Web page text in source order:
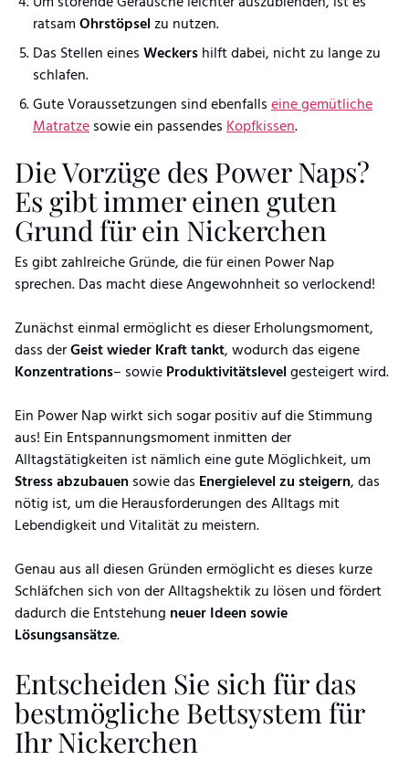
ratsamOhrstöpselzu nutzen.
Das Stellen einesWeckershilft dabei, nicht zu lange zu
schlafen.
Gute Voraussetzungen sind ebenfallseine gemütliche
Matratzesowie ein passendesKopfkissen.
Die Vorzüge des Power Naps?
Es gibt immer einen guten
Grund für ein Nickerchen
Es gibt zahlreiche Gründe, die für einen Power Nap
sprechen. Das macht diese Angewohnheit so verlockend!
Zunächst einmal ermöglicht es dieser Erholungsmoment,
dass derGeistwiederKrafttankt, wodurch das eigene
Konzentrations– sowieProduktivitätslevelgesteigert wird.
Ein Power Nap wirkt sich sogar positiv auf die Stimmung
aus! Ein Entspannungsmoment inmitten der
Alltagstätigkeiten ist nämlich eine gute Möglichkeit, um
Stressabzubauen sowie das Energielevelzusteigern, das
nötig ist, um die Herausforderungen des Alltags mit
Lebendigkeit und Vitalität zu meistern.
Genau aus all diesen Gründen ermöglicht es dieses kurze
Schläfchen sich von der Alltagshektik zu lösen und fördert
dadurch die Entstehung neuerIdeensowie
Lösungsansätze.
Entscheiden Sie sich für das
bestmögliche Bettsystem für
Ihr Nickerchen